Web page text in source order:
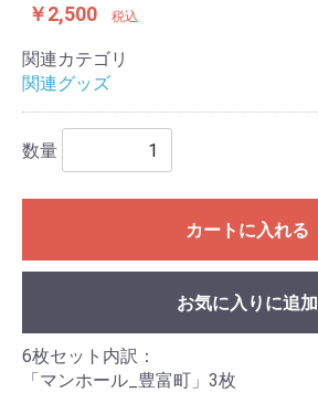
￥2,500 税込
関連カテゴリ
関連グッズ
数量
カートに入れる
お気に入りに追加
6枚セット内訳：
「マンホール_豊富町」3枚